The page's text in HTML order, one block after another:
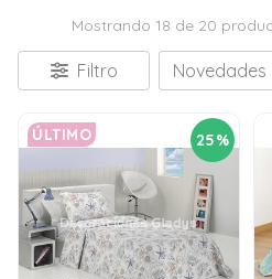
Mostrando 18 de 20
Filtro
25%
ÚLTIMO